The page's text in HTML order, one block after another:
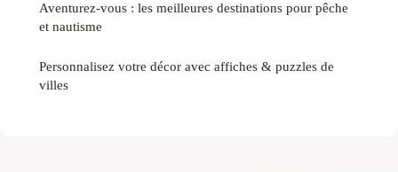
Aventurez-vous : les meilleures destinations pour pêche
et nautisme
Personnalisez votre décor avec affiches & puzzles de
villes